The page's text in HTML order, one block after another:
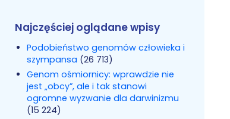
Najczęściej oglądane wpisy
Podobieństwo genomów człowieka i
szympansa (26 713)
Genom ośmiornicy: wprawdzie nie
jest „obcy”, ale i tak stanowi
ogromne wyzwanie dla darwinizmu
(15 224)